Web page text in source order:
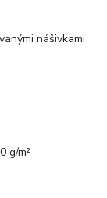
nášivkami
g/m²